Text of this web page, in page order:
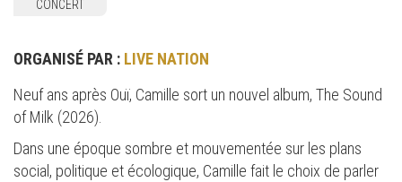
CONCERT
ORGANISÉ PAR : LIVE NATION
Neuf ans après Ouï, Camille sort un nouvel album, The Sound
of Milk (2026).
Dans une époque sombre et mouvementée sur les plans
social, politique et écologique, Camille fait le choix de parler